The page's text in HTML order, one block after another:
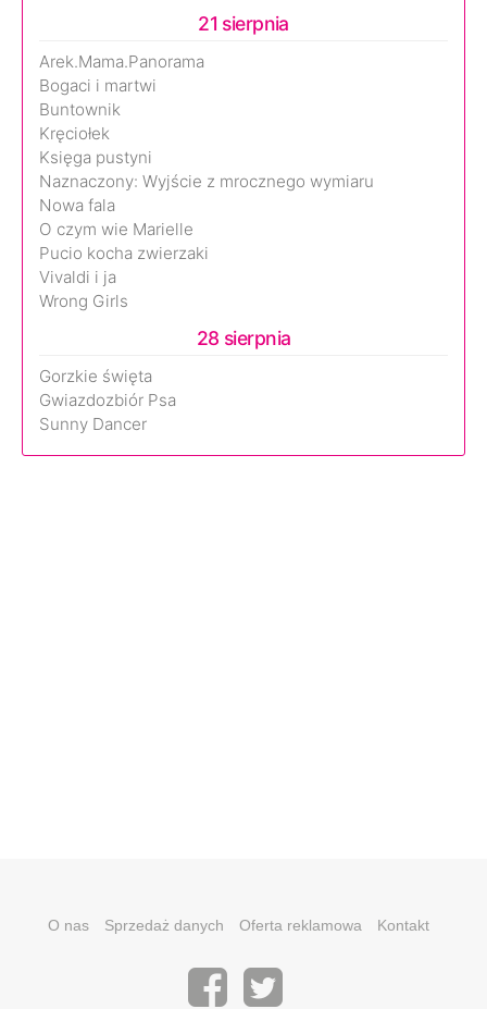
21 sierpnia
Arek.Mama.Panorama
Bogaci i martwi
Buntownik
Kręciołek
Księga pustyni
Naznaczony: Wyjście z mrocznego wymiaru
Nowa fala
O czym wie Marielle
Pucio kocha zwierzaki
Vivaldi i ja
Wrong Girls
28 sierpnia
Gorzkie święta
Gwiazdozbiór Psa
Sunny Dancer
O nas Sprzedaż danych Oferta reklamowa Kontakt